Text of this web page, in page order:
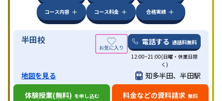
コース内容
コース料金 合格実績
半田校 電話する 通話料無料
12:00~21:00(日曜・休業日除
く)
地図を見る
知多半田、半田駅
体験授業(無料) を申し込む 料金などの資料請求 無料